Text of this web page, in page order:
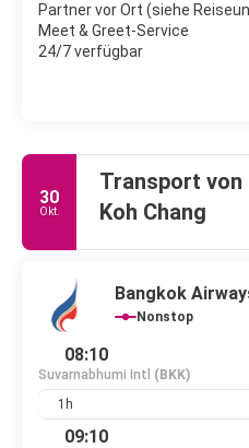
Partner vor Ort (siehe
Meet & Greet-Service
24/7 verfügbar
30
Okt.
Transport von
Koh Chang
Bangkok
Nonstop
08:10
Suvarnabhumi Intl (BKK)
1h
09:10